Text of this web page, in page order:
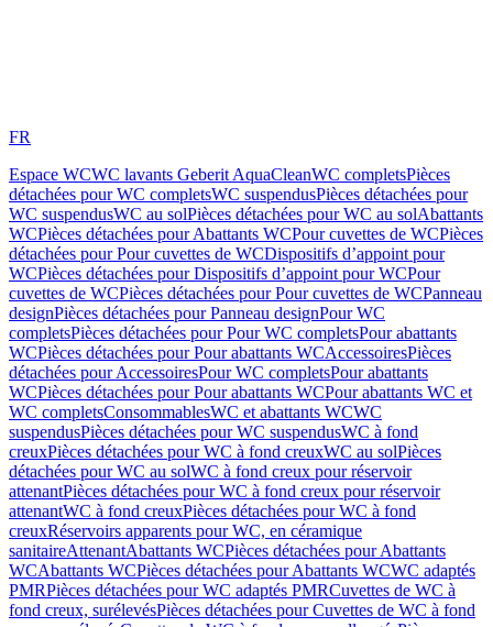
FR
Espace WCWC lavants Geberit AquaCleanWC completsPièces
détachées pour WC completsWC suspendusPièces détachées pour
WC suspendusWC au solPièces détachées pour WC au solAbattants
WCPièces détachées pour Abattants WCPour cuvettes de WCPièces
détachées pour Pour cuvettes de WCDispositifs d’appoint pour
WCPièces détachées pour Dispositifs d’appoint pour WCPour
cuvettes de WCPièces détachées pour Pour cuvettes de WCPanneau
designPièces détachées pour Panneau designPour WC
completsPièces détachées pour Pour WC completsPour abattants
WCPièces détachées pour Pour abattants WCAccessoiresPièces
détachées pour AccessoiresPour WC completsPour abattants
WCPièces détachées pour Pour abattants WCPour abattants WC et
WC completsConsommablesWC et abattants WCWC
suspendusPièces détachées pour WC suspendusWC à fond
creuxPièces détachées pour WC à fond creuxWC au solPièces
détachées pour WC au solWC à fond creux pour réservoir
attenantPièces détachées pour WC à fond creux pour réservoir
attenantWC à fond creuxPièces détachées pour WC à fond
creuxRéservoirs apparents pour WC, en céramique
sanitaireAttenantAbattants WCPièces détachées pour Abattants
WCAbattants WCPièces détachées pour Abattants WCWC adaptés
PMRPièces détachées pour WC adaptés PMRCuvettes de WC à
fond creux, surélevésPièces détachées pour Cuvettes de WC à fond